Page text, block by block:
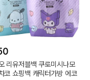
리유저블백 쿠로미시나모
코 쇼핑백 캐릭터가방 에코